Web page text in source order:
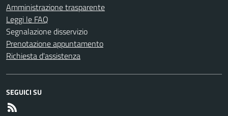
Amministrazione trasparente
Leggi le FAQ
Segnalazione disservizio
Prenotazione appuntamento
Richiesta d'assistenza
SEGUICI SU